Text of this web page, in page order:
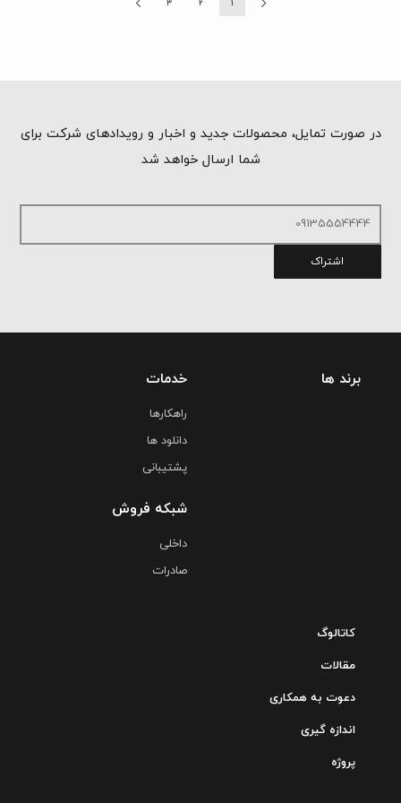
1
2
3
در صورت تمایل، محصولات جدید و اخبار و رویدادهای شرکت برای
شما ارسال خواهد شد
اشتراک
برند ها خدمات
راهکارها
دانلود ها
پشتیبانی
شبکه فروش
داخلی
صادرات
کاتالوگ
مقالات
دعوت به همکاری
اندازه گیری
پروژه